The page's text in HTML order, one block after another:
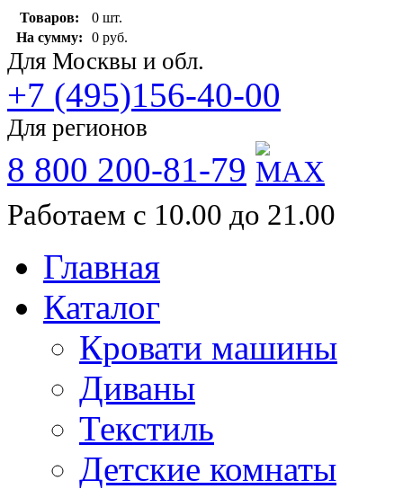
Товаров:
0 шт.
На сумму:
0 руб.
Для Москвы и обл.
+7 (495)156-40-00
Для регионов
8 800 200-81-79
Работаем с 10.00 до 21.00
Главная
Каталог
Кровати машины
Диваны
Текстиль
Детские комнаты